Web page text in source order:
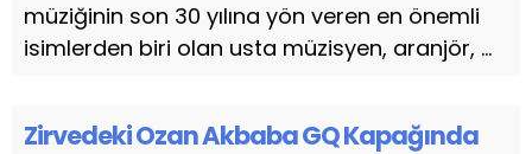
müziğinin son 30 yılına yön veren en önemli
isimlerden biri olan usta müzisyen, aranjör, ...
Zirvedeki Ozan Akbaba GQ Kapağında